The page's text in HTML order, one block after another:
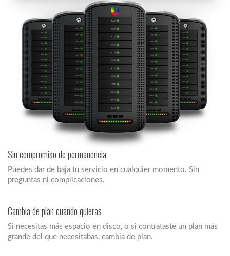
Sin compromiso de permanencia
Puedes dar de baja tu servicio en cualquier momento. Sin
preguntas ni complicaciones.
Cambia de plan cuando quieras
Si necesitas más espacio en disco, o si contrataste un plan más
grande del que necesitabas, cambia de plan.